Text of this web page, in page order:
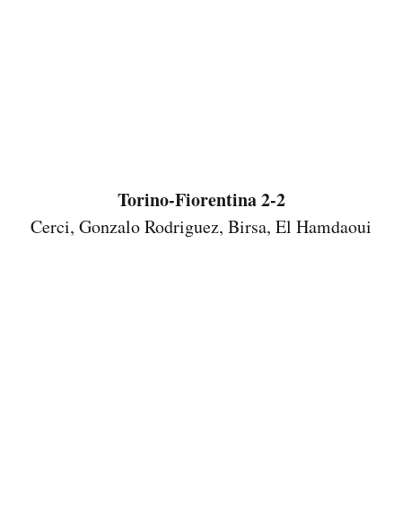
Torino-Fiorentina 2-2
Cerci, Gonzalo Rodriguez, Birsa, El Hamdaoui